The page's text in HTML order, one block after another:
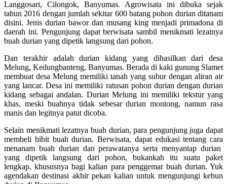
Langgosari, Cilongok, Banyumas. Agrowisata ini dibuka sejak
tahun 2016 dengan jumlah sekitar 600 batang pohon durian ditanam
disini. Jenis durian bawor dan musang king menjadi primadona di
daerah ini. Pengunjung dapat berwisata sambil menikmati lezatnya
buah durian yang dipetik langsung dari pohon.
Dan terakhir adalah durian kidang yang dihasilkan dari desa
Melung, Kedungbanteng, Banyumas. Berada di kaki gunung Slamet
membuat desa Melung memiliki tanah yang subur dengan aliran air
yang lancar. Desa ini memiliki ratusan pohon durian dengan durian
kidang sebagai andalan. Durian Melung ini memiliki tekstur yang
khas, meski buahnya tidak sebesar durian montong, namun rasa
manis dan legitnya patut dicoba.
Selain menikmati lezatnya buah durian, para pengunjung juga dapat
membeli bibit buah durian. Berwisata, dapat edukasi tentang cara
menanam buah durian dan perawatanya serta menyantap durian
yang dipetik langsung dari pohon, bukankah itu suatu paket
lengkap, khususnya bagi kalian para penggemar buah durian. Yuk
agendakan destinasi akhir pekan kalian untuk mengunjungi kebun